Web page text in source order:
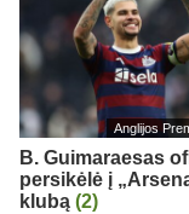
Anglijos
B. Guimaraesas
persikėlė į
klubą (2)